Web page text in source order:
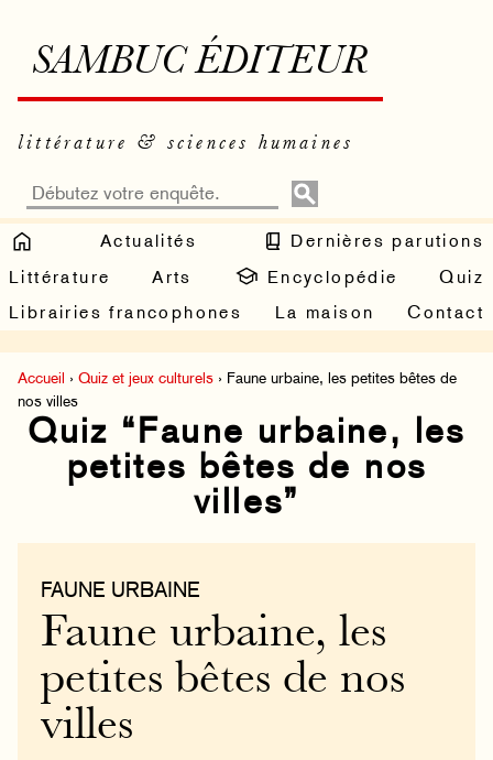
SAMBUC ÉDITEUR
littérature & sciences humaines
Actualités
Dernières parutions
Littérature
Arts Encyclopédie
Quiz
Librairies francophones
La maison Contact
Accueil › Quiz et jeux culturels › Faune urbaine, les petites bêtes de
nos villes
Quiz “Faune urbaine, les
petites bêtes de nos
villes”
FAUNE URBAINE
Faune urbaine, les
petites bêtes de nos
villes